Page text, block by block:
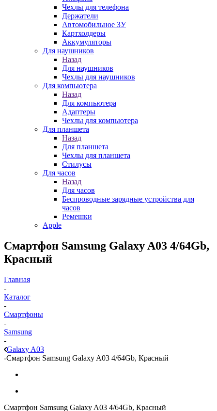
Чехлы для телефона
Держатели
Автомобильное ЗУ
Картхолдеры
Аккумуляторы
Для наушников
Назад
Для наушников
Чехлы для наушников
Для компьютера
Назад
Для компьютера
Адаптеры
Чехлы для компьютера
Для планшета
Назад
Для планшета
Чехлы для планшета
Стилусы
Для часов
Назад
Для часов
Беспроводные зарядные устройства для
часов
Ремешки
Apple
Смартфон Samsung Galaxy A03 4/64Gb,
Красный
Главная
-
Каталог
-
Смартфоны
-
Samsung
-
Galaxy A03
-Смартфон Samsung Galaxy A03 4/64Gb, Красный
Смартфон Samsung Galaxy A03 4/64Gb, Красный